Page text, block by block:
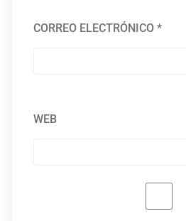
CORREO ELECTRÓNICO*
WEB